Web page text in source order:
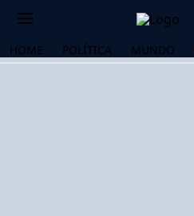
HOME POLÍTICA MUNDO